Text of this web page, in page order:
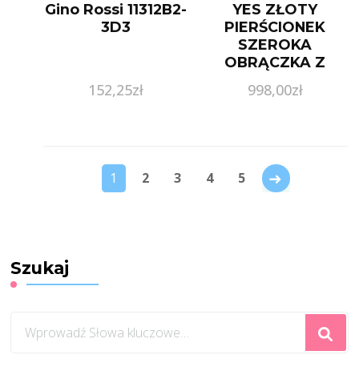
Gino Rossi 11312B2-
3D3
152,25zł
YES ZŁOTY
PIERŚCIONEK
SZEROKA
OBRĄCZKA Z
PASMEM CYRKONII
998,00zł
1 2 3 4 5
Szukaj
czegoś?